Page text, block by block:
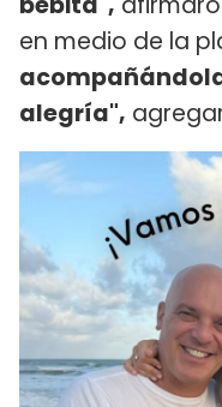
en medio de la
alegría",